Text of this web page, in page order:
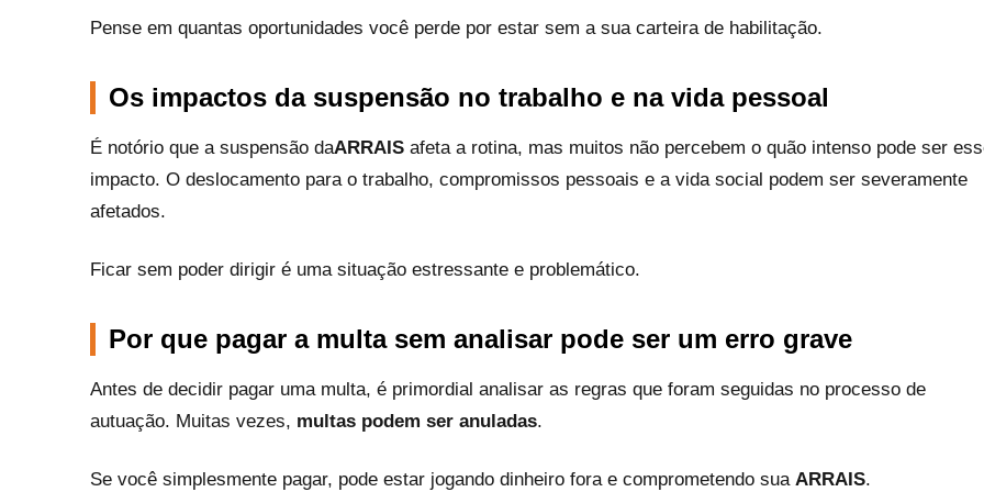
Pense em quantas oportunidades você perde por estar sem a sua carteira de habilitação.
Os impactos da suspensão no trabalho e na vida pessoal
É notório que a suspensão daARRAIS afeta a rotina, mas muitos não percebem o quão intenso pode ser
impacto. O deslocamento para o trabalho, compromissos pessoais e a vida social podem ser severamente
afetados.
Ficar sem poder dirigir é uma situação estressante e problemático.
Por que pagar a multa sem analisar pode ser um erro grave
Antes de decidir pagar uma multa, é primordial analisar as regras que foram seguidas no processo de
autuação. Muitas vezes, multas podem ser anuladas.
Se você simplesmente pagar, pode estar jogando dinheiro fora e comprometendo sua ARRAIS.